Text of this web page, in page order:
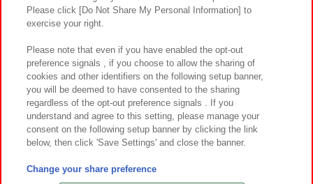
お取引先さまとともに
カスタマーハラスメント対応方針 よくあるご質問・お問い合わせ
©Bandai Namco Amusement Inc.
©Bandai Namco Amusement Lab Inc.
Please click [Do Not Share My Personal Information] to
exercise your right.
Please note that even if you have enabled the opt-out
preference signals , if you choose to allow the sharing of
cookies and other identifiers on the following setup banner,
you will be deemed to have consented to the sharing
regardless of the opt-out preference signals . If you
understand and agree to this setting, please manage your
consent on the following setup banner by clicking the link
below, then click 'Save Settings' and close the banner.
Change your share preference